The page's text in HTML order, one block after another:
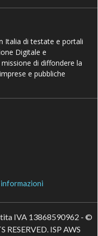
Italia di testate e portali
Digitale e
di diffondere la
e pubbliche
IVA 13868590962 - ©
ISP AWS